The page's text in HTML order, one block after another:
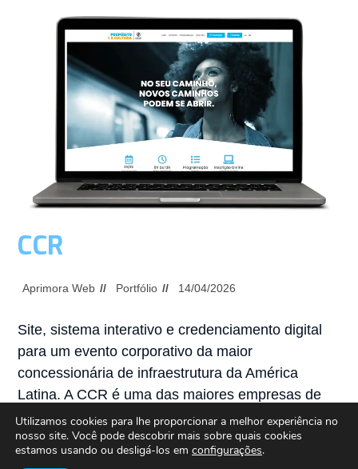
CCR
Aprimora Web Portfólio 14/04/2026
Site, sistema interativo e credenciamento digital
para um evento corporativo da maior
concessionária de infraestrutura da América
Latina. A CCR é uma das maiores empresas de
concessão de infraestrutura da…
Continue Lendo
Utilizamos cookies para lhe proporcionar a melhor experiência no
nosso site. Você pode descobrir mais sobre quais cookies
estamos usando ou desligá-los em configurações.